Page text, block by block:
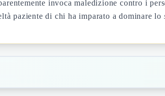
invoca maledizione contro i
paziente di chi ha imparato a dominare lo